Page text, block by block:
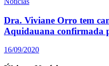
Dra. Viviane Orro tem
Aquidauana confirmada
16/09/2020